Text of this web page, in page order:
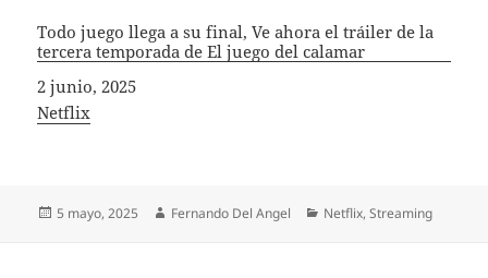
Todo juego llega a su final, Ve ahora el tráiler de la
tercera temporada de El juego del calamar
Fecha
2 junio, 2025
In relation to
Netflix
Publicado
5 mayo, 2025 Autor
Fernando Del Angel Categorías
Netflix,Streaming